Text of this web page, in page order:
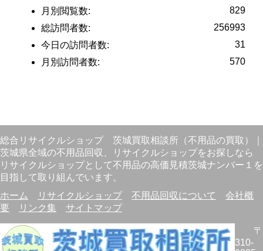
829
月別閲覧数:
256993
総訪問者数:
31
今日の訪問者数:
570
月別訪問者数:
総合リサイクルショップ 茨城買取相談所（不用品の買取）
茨城県全域の不用品回収、リサイクルショップをお探しなら
リサイクルショップとして不用品の高価見積茨城ナンバー１を
目指して取り組んでいます。
ホーム
リサイクルショップ 不用品回収について
会社概
要
リンク集 サイトマップ
〒
310-